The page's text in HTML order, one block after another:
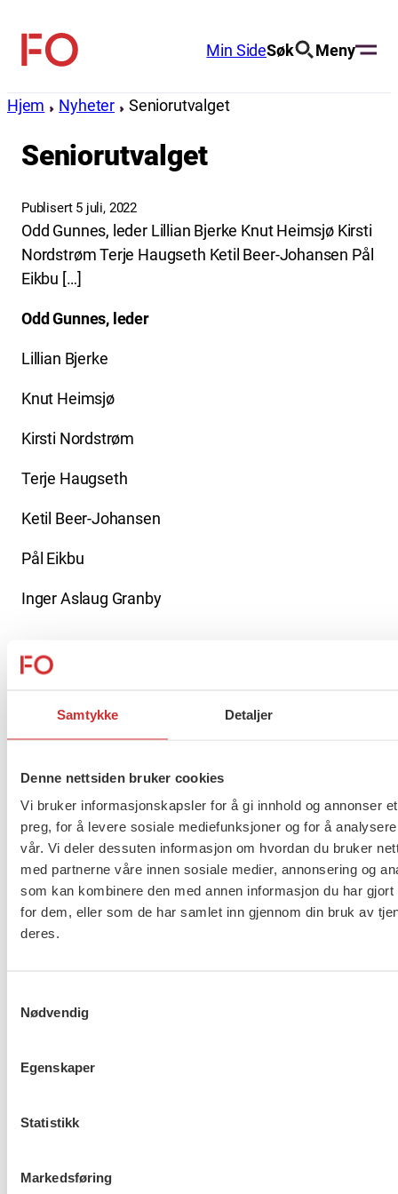
Samtykke Detaljer
Denne nettsiden bruker cookies
Vi bruker informasjonskapsler for å gi innhold og annonser
preg, for å levere sosiale mediefunksjoner og for å
vår. Vi deler dessuten informasjon om hvordan du bruker
med partnerne våre innen sosiale medier, annonsering og
som kan kombinere den med annen informasjon du har gjort
for dem, eller som de har samlet inn gjennom din bruk av
deres.
Nødvendig
Egenskaper
Statistikk
Markedsføring
innhold
FO
Min SideSøk Meny
Hjem Nyheter Seniorutvalget
Seniorutvalget
Publisert 5 juli, 2022
Odd Gunnes, leder Lillian Bjerke Knut Heimsjø Kirsti
Nordstrøm Terje Haugseth Ketil Beer-Johansen Pål
Eikbu […]
Odd Gunnes, leder
Lillian Bjerke
Knut Heimsjø
Kirsti Nordstrøm
Terje Haugseth
Ketil Beer-Johansen
Pål Eikbu
Inger Aslaug Granby
Flere saker
Er du berørt av brannen i
Drammen?
Pb. 4693 Sofienberg